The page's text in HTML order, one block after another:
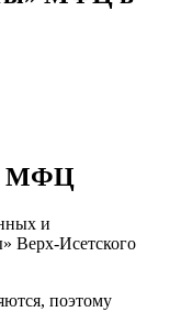
МФЦ
и
Верх-Исетского
поэтому